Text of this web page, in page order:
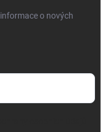
o nových